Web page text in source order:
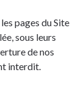
pages du Site
sous leurs
de nos
interdit.